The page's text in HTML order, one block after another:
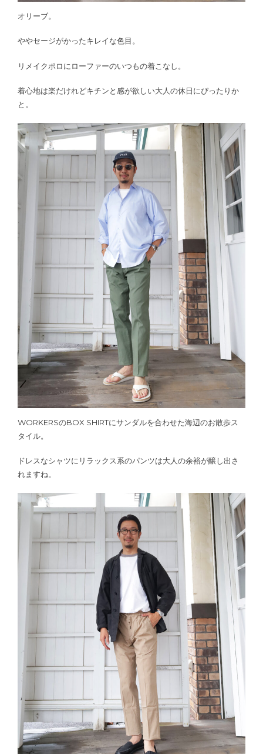
オリーブ。
ややセージがかったキレイな色目。
リメイクポロにローファーのいつもの着こなし。
着心地は楽だけれどキチンと感が欲しい大人の休日にぴったりか
と。
WORKERSのBOX SHIRTにサンダルを合わせた海辺のお散歩ス
タイル。
ドレスなシャツにリラックス系のパンツは大人の余裕が醸し出さ
れますね。